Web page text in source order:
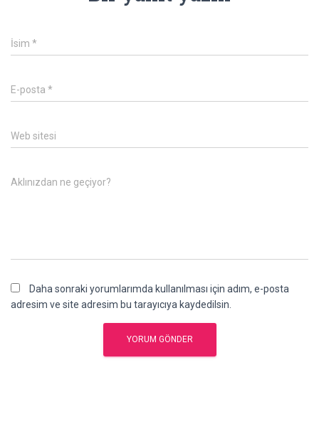
İsim *
E-posta *
Web sitesi
Aklınızdan ne geçiyor?
Daha sonraki yorumlarımda kullanılması için adım, e-posta
adresim ve site adresim bu tarayıcıya kaydedilsin.